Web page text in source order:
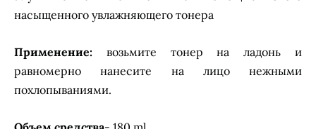
насыщенного увлажняющего тонера
Применение: возьмите тонер на ладонь и
равномерно нанесите на лицо нежными
похлопываниями.